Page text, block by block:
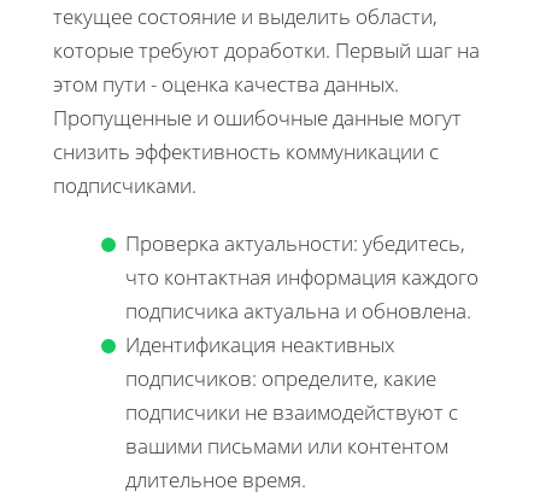
текущее состояние и выделить области,
которые требуют доработки. Первый шаг на
этом пути - оценка качества данных.
Пропущенные и ошибочные данные могут
снизить эффективность коммуникации с
подписчиками.
Проверка актуальности: убедитесь,
что контактная информация каждого
подписчика актуальна и обновлена.
Идентификация неактивных
подписчиков: определите, какие
подписчики не взаимодействуют с
вашими письмами или контентом
длительное время.